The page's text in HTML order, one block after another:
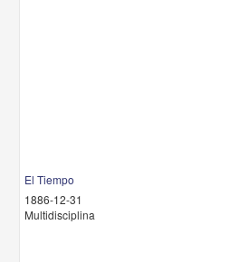
El Tiempo
1886-12-31
Multidisciplina